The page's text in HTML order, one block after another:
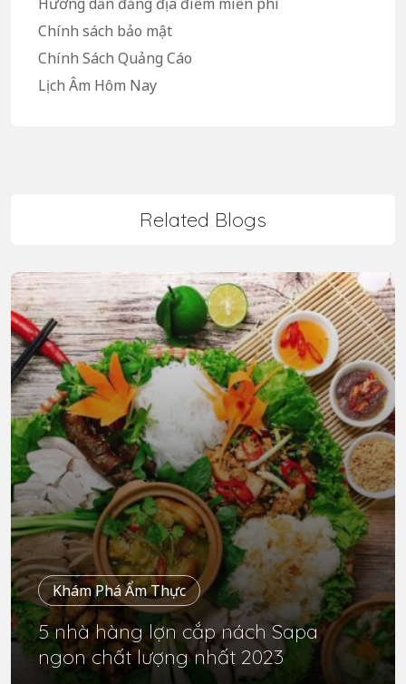
Chính sách bảo mật
Chính Sách Quảng Cáo
Lịch Âm Hôm Nay
Related Blogs
Khám Phá Ẩm Thực
5 nhà hàng lợn cắp nách Sapa
ngon chất lượng nhất 2023